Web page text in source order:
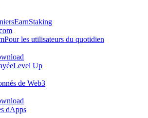
EarnStaking
Pour les utilisateurs du quotidien
Level Up
de Web3
dApps